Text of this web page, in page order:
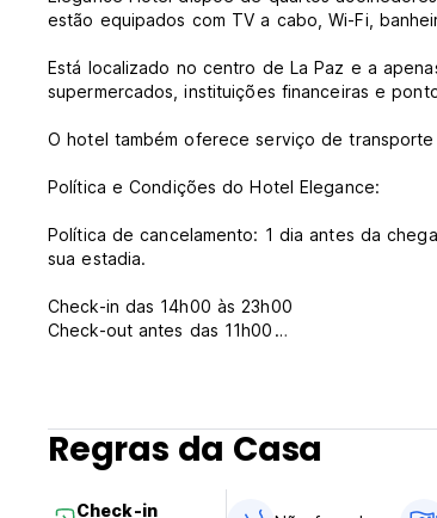
estão equipados com TV a cabo, Wi-Fi,
Está localizado no centro de La Paz e a
supermercados, instituições financeiras e
O hotel também oferece serviço de
Política e Condições do Hotel Elegance:
Política de cancelamento: 1 dia antes da
sua estadia.
Check-in das 14h00 às 23h00
Check-out antes das 11h00
Café da manhã incluso
Em geral:
Regras da Casa
Check-in